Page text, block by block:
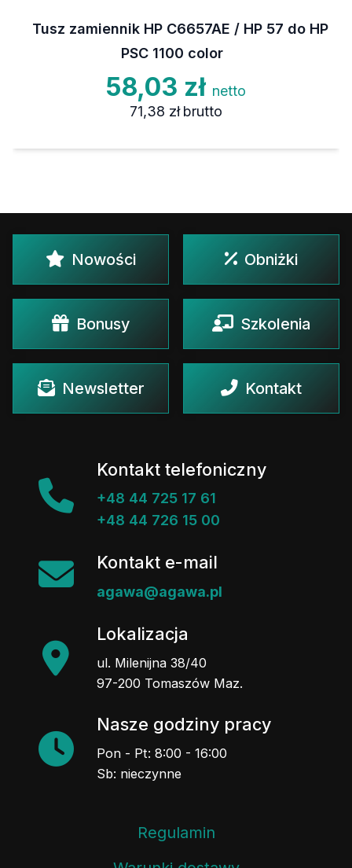
Tusz zamiennik HP C6657AE / HP 57 do HP
PSC 1100 color
58,03 zł netto
71,38 zł brutto
Nowości Obniżki
Bonusy Szkolenia
Newsletter Kontakt
Kontakt telefoniczny
+48 44 725 17 61
+48 44 726 15 00
Kontakt e-mail
agawa@agawa.pl
Lokalizacja
ul. Milenijna 38/40
97-200 Tomaszów Maz.
Nasze godziny pracy
Pon - Pt: 8:00 - 16:00
Sb: nieczynne
Regulamin